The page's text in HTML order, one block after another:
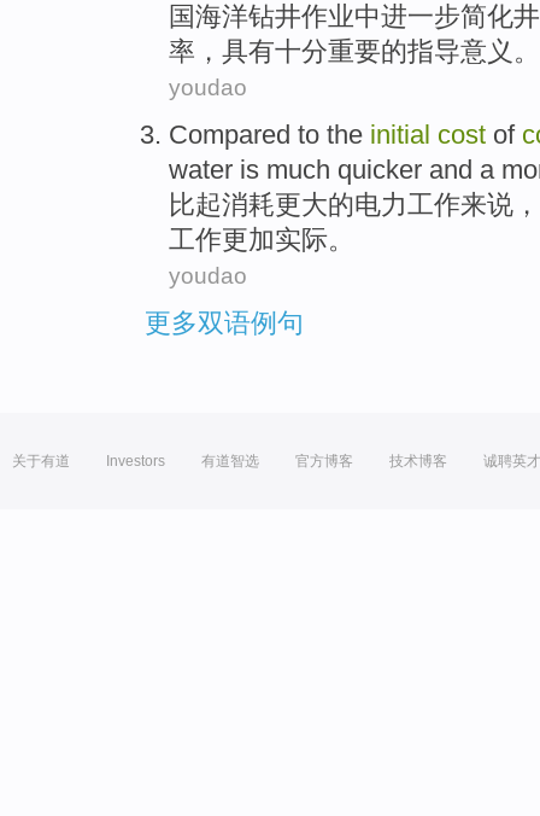
国海洋钻井作业中进一步简化井
率，具有十分重要的指导意义。
youdao
Compared to the initial cost of
water is much quicker and a
比起消耗更大的电力工作来说
工作更加实际。
youdao
更多双语例句
关于有道 Investors 有道智选 官方博客 技术博客 诚聘英才